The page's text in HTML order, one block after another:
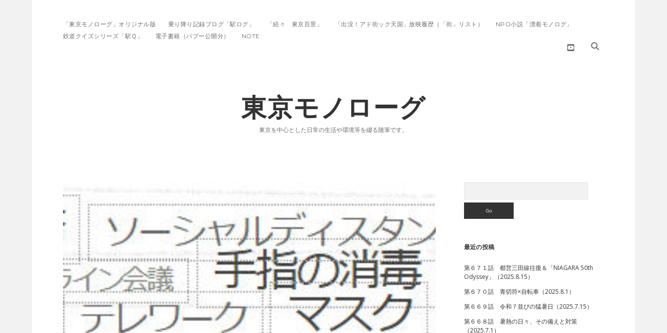
「東京モノローグ」オリジナル版 乗り降り記録ブログ「駅ログ」 「続々 東京百景」 「出没！アド街ック天国」放映履歴（「街」リスト）
NPO小説「漂着モノログ」
鉄道クイズシリーズ「駅Ｑ」
電子書籍（パブー公開分） NOTE
youtube
東京モノローグ
東京を中心とした日常の生活や環境等を綴る随筆です。
最近の投稿
第６７１話 都営三田線往復＆「NIAGARA 50th
Odyssey」（2025.8.15）
第６７０話 青切符×自転車（2025.8.1）
第６６９話 令和７並びの猛暑日（2025.7.15）
第６６８話 暑熱の日々、その備えと対策
（2025.7.1）